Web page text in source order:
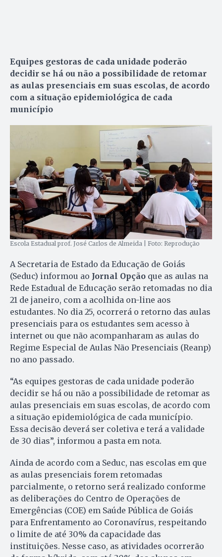
Equipes gestoras de cada unidade poderão
decidir se há ou não a possibilidade de retomar
as aulas presenciais em suas escolas, de acordo
com a situação epidemiológica de cada
município
Escola Estadual prof. José Carlos de Almeida | Foto: Reprodução
A Secretaria de Estado da Educação de Goiás
(Seduc) informou ao Jornal Opção que as aulas na
Rede Estadual de Educação serão retomadas no dia
21 de janeiro, com a acolhida on-line aos
estudantes. No dia 25, ocorrerá o retorno das aulas
presenciais para os estudantes sem acesso à
internet ou que não acompanharam as aulas do
Regime Especial de Aulas Não Presenciais (Reanp)
no ano passado.
“As equipes gestoras de cada unidade poderão
decidir se há ou não a possibilidade de retomar as
aulas presenciais em suas escolas, de acordo com
a situação epidemiológica de cada município.
Essa decisão deverá ser coletiva e terá a validade
de 30 dias”, informou a pasta em nota.
Ainda de acordo com a Seduc, nas escolas em que
as aulas presenciais forem retomadas
parcialmente, o retorno será realizado conforme
as deliberações do Centro de Operações de
Emergências (COE) em Saúde Pública de Goiás
para Enfrentamento ao Coronavírus, respeitando
o limite de até 30% da capacidade das
instituições. Nesse caso, as atividades ocorrerão